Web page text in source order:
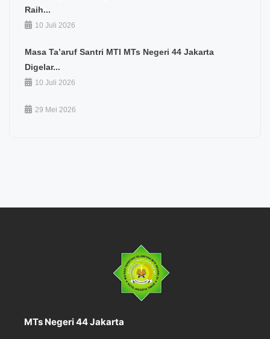
Raih...
10 Juli 2026
Masa Ta’aruf Santri MTI MTs Negeri 44 Jakarta
Digelar...
10 Juli 2026
29 Mei 2026
MTs Negeri 44 Jakarta